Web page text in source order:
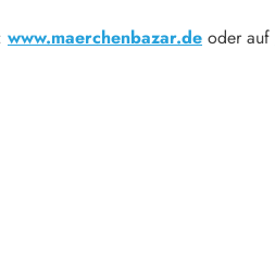
www.maerchenbazar.de oder auf